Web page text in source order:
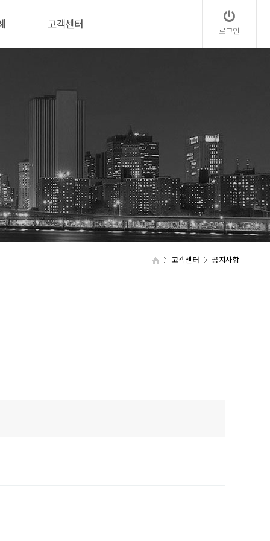
고객센터 로그인
고객센터 공지사항